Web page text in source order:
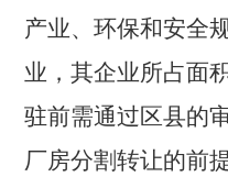
产业、环保和安全
业，其企业所占面
驻前需通过区县的
厂房分割转让的前提